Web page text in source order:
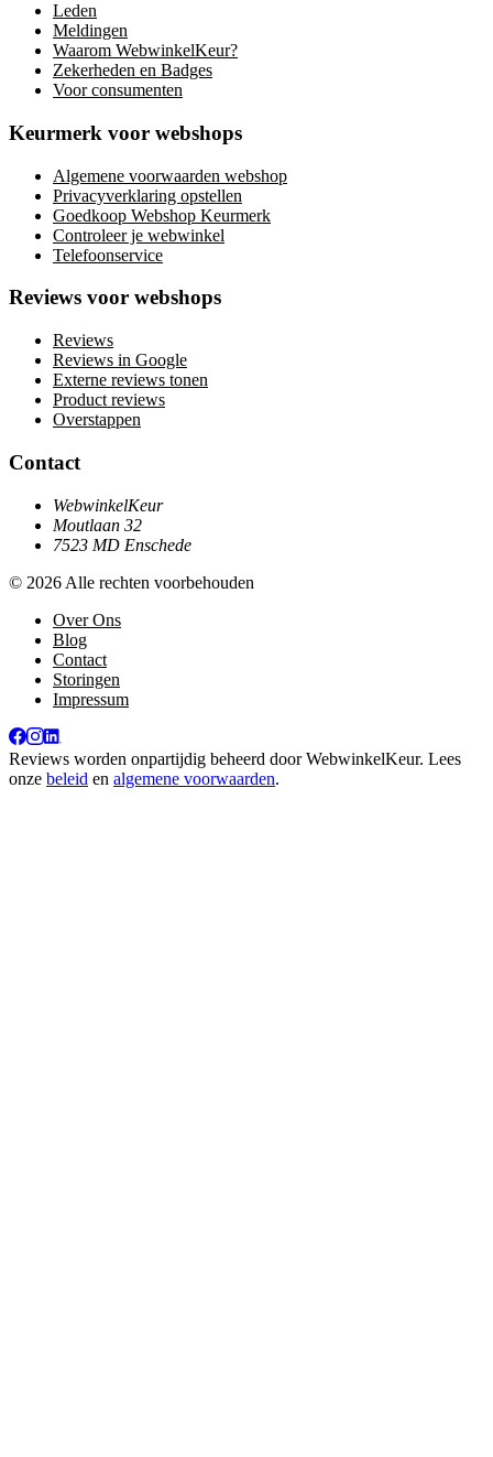
Leden
Meldingen
Waarom WebwinkelKeur?
Zekerheden en Badges
Voor consumenten
Keurmerk voor webshops
Algemene voorwaarden webshop
Privacyverklaring opstellen
Goedkoop Webshop Keurmerk
Controleer je webwinkel
Telefoonservice
Reviews voor webshops
Reviews
Reviews in Google
Externe reviews tonen
Product reviews
Overstappen
Contact
WebwinkelKeur
Moutlaan 32
7523 MD Enschede
© 2026 Alle rechten voorbehouden
Over Ons
Blog
Contact
Storingen
Impressum
Reviews worden onpartijdig beheerd doorWebwinkelKeur. Lees
onze beleid en algemene voorwaarden.